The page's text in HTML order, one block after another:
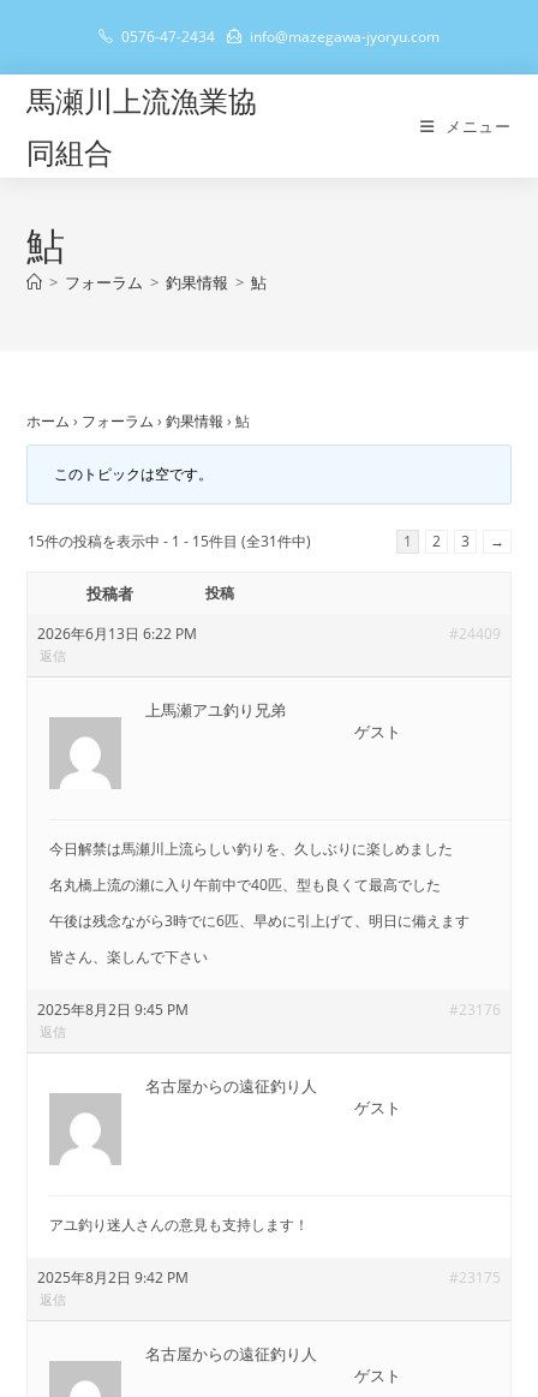
テ
0576-47-2434 info@mazegawa-jyoryu.com
馬瀬川上流漁業協
同組合
メニュー
鮎
> フォーラム > 釣果情報 > 鮎
ホーム › フォーラム › 釣果情報 › 鮎
このトピックは空です。
15件の投稿を表示中 - 1 - 15件目 (全31件中) 1 2 3 →
投稿者
投稿
2026年6月13日 6:22 PM
#24409
返信
上馬瀬アユ釣り兄弟
ゲスト
今日解禁は馬瀬川上流らしい釣りを、久しぶりに楽しめました
名丸橋上流の瀬に入り午前中で40匹、型も良くて最高でした
午後は残念ながら3時でに6匹、早めに引上げて、明日に備えます
皆さん、楽しんで下さい
2025年8月2日 9:45 PM #23176
返信
名古屋からの遠征釣り人
ゲスト
アユ釣り迷人さんの意見も支持します！
2025年8月2日 9:42 PM #23175
返信
名古屋からの遠征釣り人
ゲスト